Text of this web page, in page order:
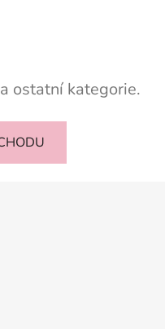
ostatní kategorie.